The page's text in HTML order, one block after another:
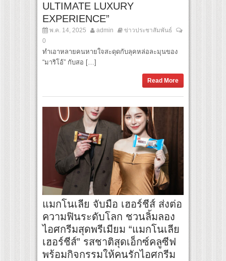
ULTIMATE LUXURY
EXPERIENCE”
พ.ค. 14, 2025 admin
ข่าวประชาสัมพันธ์
0
ทำเอาหลายคนหายใจสะดุดกับลุคหล่อละมุนของ
“มาริโอ้” กับสอ […]
Read More
แมกโนเลีย จับมือ เฮอร์ชีส์ ส่งต่อ
ความฟินระดับโลก ชวนลิ้มลอง
ไอศกรีมสุดพรีเมียม “แมกโนเลีย
เฮอร์ชีส์” รสชาติสุดเอ็กซ์คลูซีฟ
พร้อมกิจกรรมให้คนรักไอศกรีม